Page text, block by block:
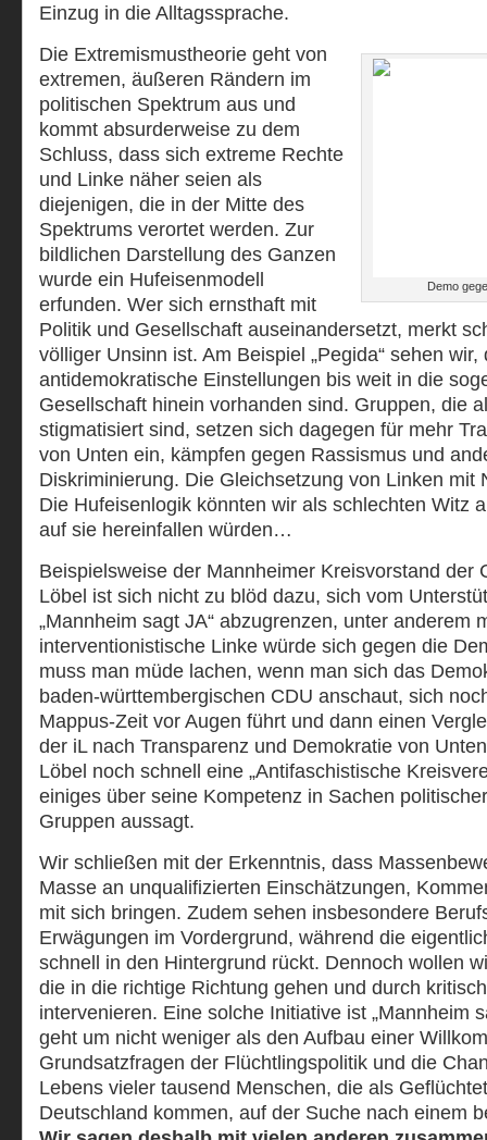
Einzug in die Alltagssprache.
Demo
Die Extremismustheorie geht von
extremen, äußeren Rändern im
politischen Spektrum aus und
kommt absurderweise zu dem
Schluss, dass sich extreme Rechte
und Linke näher seien als
diejenigen, die in der Mitte des
Spektrums verortet werden. Zur
bildlichen Darstellung des Ganzen
wurde ein Hufeisenmodell
erfunden. Wer sich ernsthaft mit
Politik und Gesellschaft auseinandersetzt, merkt
völliger Unsinn ist. Am Beispiel „Pegida“ sehen
antidemokratische Einstellungen bis weit in die
Gesellschaft hinein vorhanden sind. Gruppen, die
stigmatisiert sind, setzen sich dagegen für mehr
von Unten ein, kämpfen gegen Rassismus und
Diskriminierung. Die Gleichsetzung von Linken mit
Die Hufeisenlogik könnten wir als schlechten Witz
auf sie hereinfallen würden…
Beispielsweise der Mannheimer Kreisvorstand der
Löbel ist sich nicht zu blöd dazu, sich vom
„Mannheim sagt JA“ abzugrenzen, unter anderem
interventionistische Linke würde sich gegen die
muss man müde lachen, wenn man sich das
baden-württembergischen CDU anschaut, sich
Mappus-Zeit vor Augen führt und dann einen
der iL nach Transparenz und Demokratie von
Löbel noch schnell eine „Antifaschistische
einiges über seine Kompetenz in Sachen
Gruppen aussagt.
Wir schließen mit der Erkenntnis, dass
Masse an unqualifizierten Einschätzungen,
mit sich bringen. Zudem sehen insbesondere
Erwägungen im Vordergrund, während die
schnell in den Hintergrund rückt. Dennoch wollen
die in die richtige Richtung gehen und durch
intervenieren. Eine solche Initiative ist „Mannheim
geht um nicht weniger als den Aufbau einer
Grundsatzfragen der Flüchtlingspolitik und die
Lebens vieler tausend Menschen, die als
Deutschland kommen, auf der Suche nach einem